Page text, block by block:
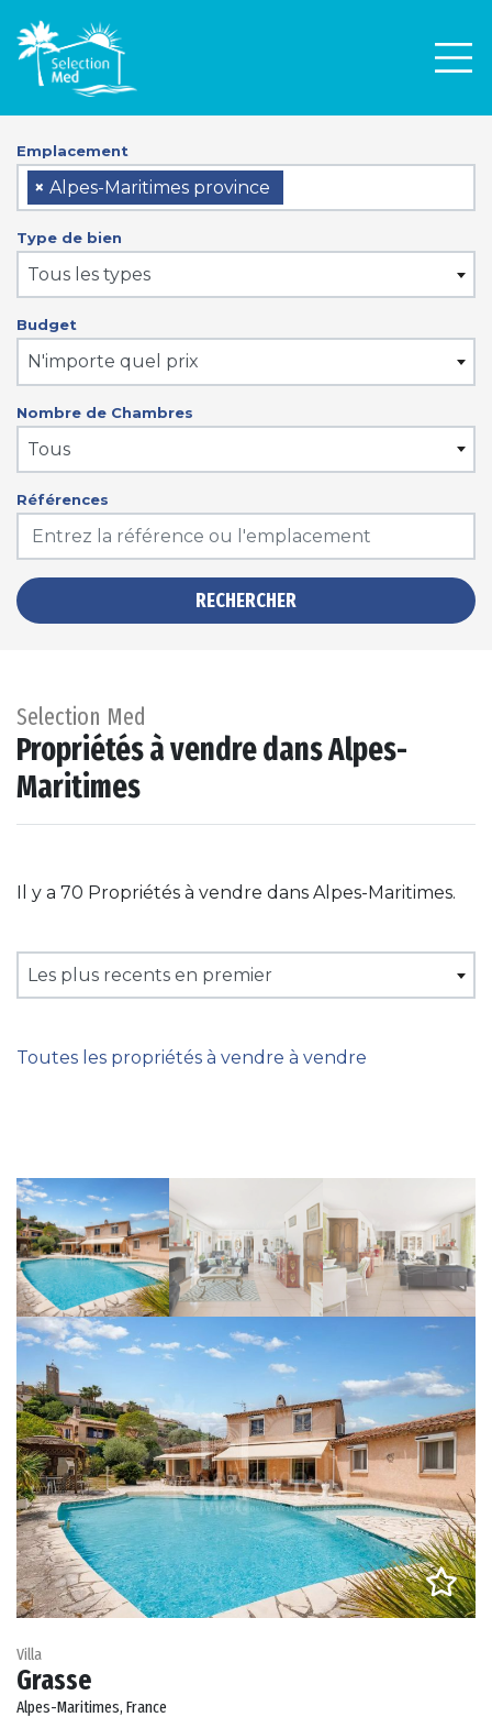
Emplacement
× Alpes-Maritimes province
Type de bien
Tous les types
Budget
N'importe quel prix
Nombre de Chambres
Tous
Références
RECHERCHER
Selection Med
Propriétés à vendre dans Alpes-
Maritimes
Il y a 70 Propriétés à vendre dans Alpes-Maritimes.
Les plus recents en premier
Toutes les propriétés à vendre à vendre
Villa
Grasse
Alpes-Maritimes, France